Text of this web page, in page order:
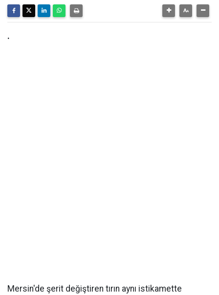
.
Mersin'de şerit değiştiren tırın aynı istikamette